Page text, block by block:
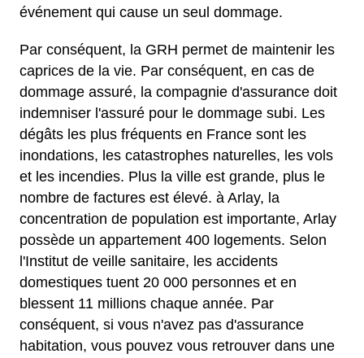
événement qui cause un seul dommage.
Par conséquent, la GRH permet de maintenir les
caprices de la vie. Par conséquent, en cas de
dommage assuré, la compagnie d'assurance doit
indemniser l'assuré pour le dommage subi. Les
dégâts les plus fréquents en France sont les
inondations, les catastrophes naturelles, les vols
et les incendies. Plus la ville est grande, plus le
nombre de factures est élevé. à Arlay, la
concentration de population est importante, Arlay
possède un appartement 400 logements. Selon
l'Institut de veille sanitaire, les accidents
domestiques tuent 20 000 personnes et en
blessent 11 millions chaque année. Par
conséquent, si vous n'avez pas d'assurance
habitation, vous pouvez vous retrouver dans une